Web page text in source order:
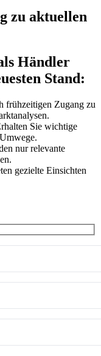
zu aktuellen
Händler
Stand:
frühzeitigen Zugang zu
Sie wichtige
nur relevante
gezielte Einsichten